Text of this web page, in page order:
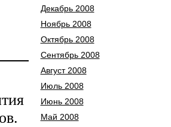
Декабрь 2008
Ноябрь 2008
Октябрь 2008
Сентябрь 2008
Август 2008
Июль 2008
Июнь 2008
Май 2008